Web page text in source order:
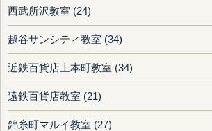
西武所沢教室 (24)
越谷サンシティ教室 (34)
近鉄百貨店上本町教室 (34)
遠鉄百貨店教室 (21)
錦糸町マルイ教室 (27)